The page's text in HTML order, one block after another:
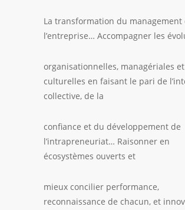
La transformation du management
l’entreprise… Accompagner les
organisationnelles, managériales et
culturelles en faisant le pari de
collective, de la
confiance et du développement de
l’intrapreneuriat… Raisonner en
écosystèmes ouverts et
mieux concilier performance,
reconnaissance de chacun, et